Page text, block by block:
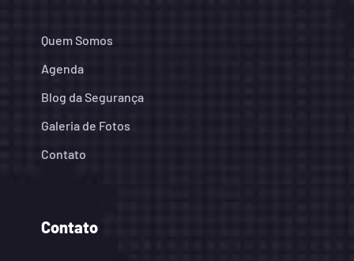
Quem Somos
Agenda
Blog da Segurança
Galeria de Fotos
Contato
Contato